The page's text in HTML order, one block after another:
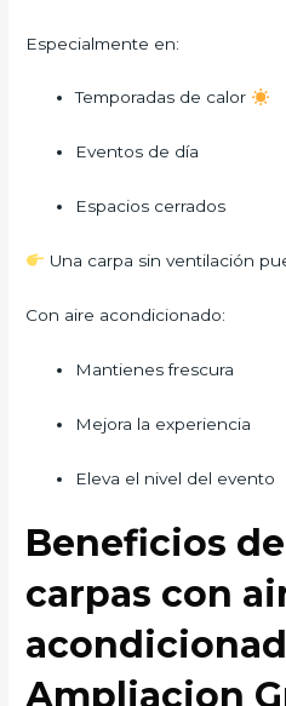
Especialmente en:
Temporadas de calor
Eventos de día
Espacios cerrados
Una carpa sin ventilación
Con aire acondicionado:
Mantienes frescura
Mejora la experiencia
Eleva el nivel del evento
Beneficios
carpas con
Ampliacion